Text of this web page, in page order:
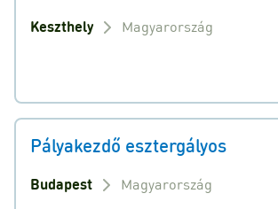
Keszthely Magyarország
Pályakezdő esztergályos
Budapest Magyarország